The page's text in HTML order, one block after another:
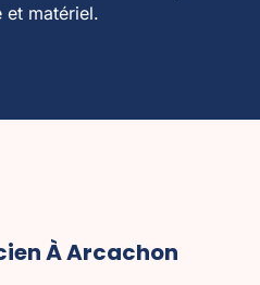
et matériel.
À Arcachon